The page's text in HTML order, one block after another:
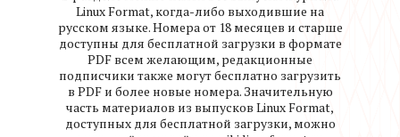
Linux Format, когда-либо выходившие на
русском языке. Номера от 18 месяцев и старше
доступны для бесплатной загрузки в формате
PDF всем желающим, редакционные
подписчики также могут бесплатно загрузить
в PDF и более новые номера. Значительную
часть материалов из выпусков Linux Format,
доступных для бесплатной загрузки, можно